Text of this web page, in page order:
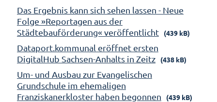
Das Ergebnis kann sich sehen lassen - Neue
Folge »Reportagen aus der
Städtebauförderung« veröffentlicht
(439 kB)
Dataport.kommunal eröffnet ersten
DigitalHub Sachsen-Anhalts in Zeitz
(438 kB)
Um- und Ausbau zur Evangelischen
Grundschule im ehemaligen
Franziskanerkloster haben begonnen
(439 kB)